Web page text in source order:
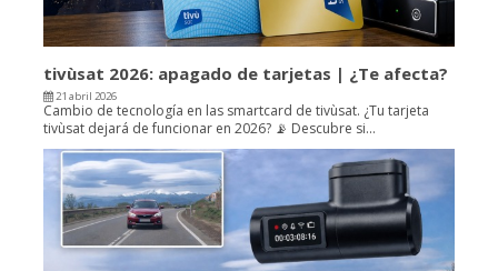
tivùsat 2026: apagado de tarjetas | ¿Te afecta?
21 abril 2026
Cambio de tecnología en las smartcard de tivùsat. ¿Tu tarjeta
tivùsat dejará de funcionar en 2026? 📡 Descubre si...